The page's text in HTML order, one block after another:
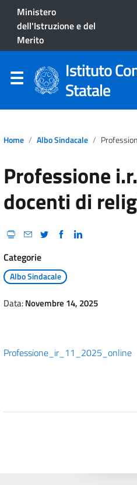
Ministero
dell'Istruzione e del
Merito
Istituto
Statale
Home Albo Sindacale Professione I.r.
Professione
docenti di
Categorie
Albo Sindacale
Data:Novembre 14, 2025
Professione_ir_11_2025_online